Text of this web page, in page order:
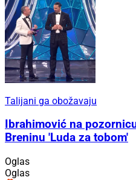
Talijani ga obožavaju
Ibrahimović na
Breninu 'Luda za tobom'
Oglas
Oglas